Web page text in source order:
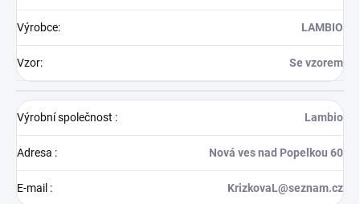
Výrobce: LAMBIO
Vzor: Se vzorem
Výrobní společnost : Lambio
Adresa : Nová ves nad Popelkou 60
E-mail : KrizkovaL@seznam.cz